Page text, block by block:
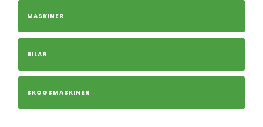
MASKINER
BILAR
SKOGSMASKINER